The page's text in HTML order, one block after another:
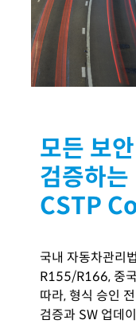
모든 보
검증하는
CSTP
국내 자동차관리
R155/R166,중
따라, 형식 승인
검증과 SW 업데